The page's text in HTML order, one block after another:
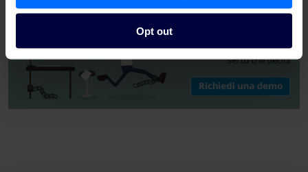
Opt out